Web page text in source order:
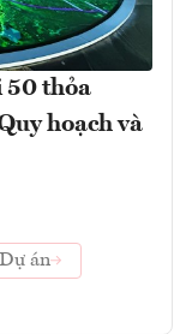
50 thỏa
hoạch và
Dự án